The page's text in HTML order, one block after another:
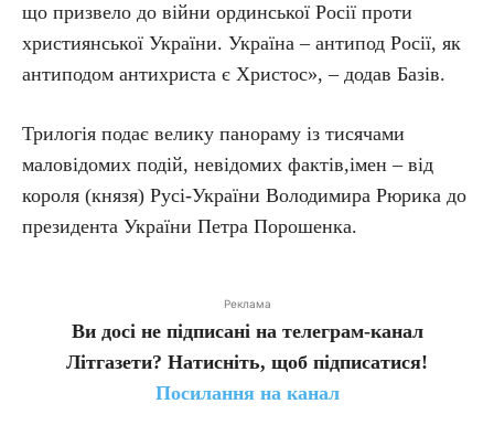
що призвело до війни ординської Росії проти
християнської України. Україна – антипод Росії, як
антиподом антихриста є Христос», – додав Базів.
Трилогія подає велику панораму із тисячами
маловідомих подій, невідомих фактів,імен – від
короля (князя) Русі-України Володимира Рюрика до
президента України Петра Порошенка.
Реклама
Ви досі не підписані на телеграм-канал
Літгазети? Натисніть, щоб підписатися!
Посилання на канал